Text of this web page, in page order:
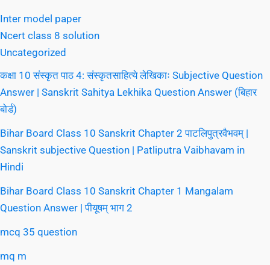
Inter model paper
Ncert class 8 solution
Uncategorized
कक्षा 10 संस्कृत पाठ 4: संस्कृतसाहित्ये लेखिकाः Subjective Question
Answer | Sanskrit Sahitya Lekhika Question Answer (बिहार
बोर्ड)
Bihar Board Class 10 Sanskrit Chapter 2 पाटलिपुत्रवैभवम् |
Sanskrit subjective Question | Patliputra Vaibhavam in
Hindi
Bihar Board Class 10 Sanskrit Chapter 1 Mangalam
Question Answer | पीयूषम् भाग 2
mcq 35 question
mq m